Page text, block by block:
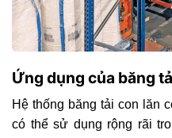
Ứng dụng của băng
Hệ thống băng tải con lăn
có thể sử dụng rộng rãi